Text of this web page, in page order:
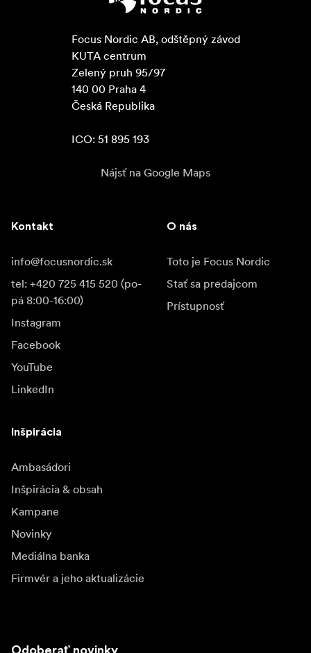
Focus Nordic AB, odštěpný závod
KUTA centrum
Zelený pruh 95/97
140 00 Praha 4
Česká Republika
ICO: 51 895 193
Nájsť na Google Maps
Kontakt
info@focusnordic.sk
tel: +420 725 415 520 (po-
pá 8:00-16:00)
Instagram
Facebook
YouTube
LinkedIn
O nás
Toto je Focus Nordic
Stať sa predajcom
Prístupnosť
Inšpirácia
Ambasádori
Inšpirácia & obsah
Kampane
Novinky
Mediálna banka
Firmvér a jeho aktualizácie
Odoberať novinky